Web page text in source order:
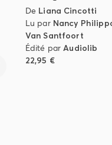
De Liana Cincotti
Lu par Nancy
Van Santfoort
Édité parAudiolib
22,95 €